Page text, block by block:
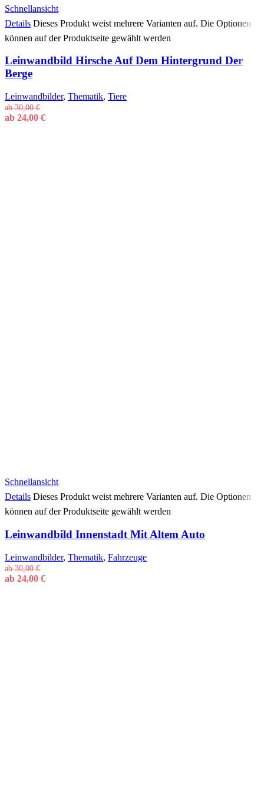
Schnellansicht
Details Dieses Produkt weist mehrere Varianten auf. Die Optionen
können auf der Produktseite gewählt werden
Leinwandbild Hirsche Auf Dem Hintergrund Der
Berge
Leinwandbilder, Thematik, Tiere
ab30,00€
ab 24,00 €
Schnellansicht
Details Dieses Produkt weist mehrere Varianten auf. Die Optionen
können auf der Produktseite gewählt werden
Leinwandbild Innenstadt Mit Altem Auto
Leinwandbilder, Thematik, Fahrzeuge
ab30,00€
ab 24,00 €